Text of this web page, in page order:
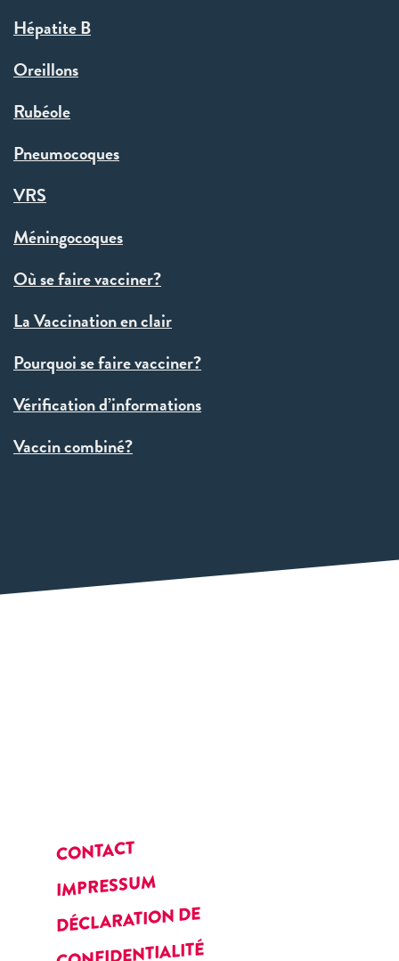
Hépatite B
Oreillons
Rubéole
Pneumocoques
VRS
Méningocoques
Où se faire vacciner?
La Vaccination en clair
Pourquoi se faire vacciner?
Vérification d’informations
Vaccin combiné?
CONTACT
IMPRESSUM
DÉCLARATION DE